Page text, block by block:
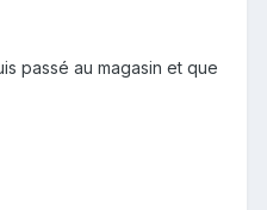
passé au magasin et que